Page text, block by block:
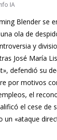
IA
Blender se
ola de
y
José María
defendió su
por motivos
el
el cese de
un «ataque